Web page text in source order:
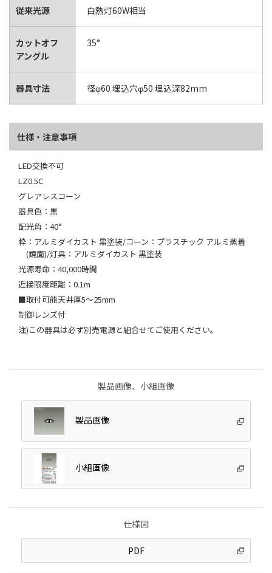
従来光源 白熱灯60W相当
カットオフ
アングル
35°
器具寸法 径φ60 埋込穴φ50 埋込深82mm
仕様・注意事項
LED交換不可
LZ0.5C
グレアレスコーン
器具色：黒
配光角：40°
枠：アルミダイカスト 黒塗装/コーン：プラスチック アルミ蒸着
(鏡面)/灯具：アルミダイカスト 黒塗装
光源寿命：40,000時間
近接限度距離：0.1m
■取付可能天井厚5～25mm
制御レンズ付
注)この器具は必ず別売電源と組合せてご使用ください。
製品画像、小組画像
製品画像
小組画像
仕様図
PDF